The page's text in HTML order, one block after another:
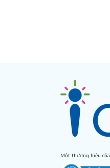
Một thương hiệu của